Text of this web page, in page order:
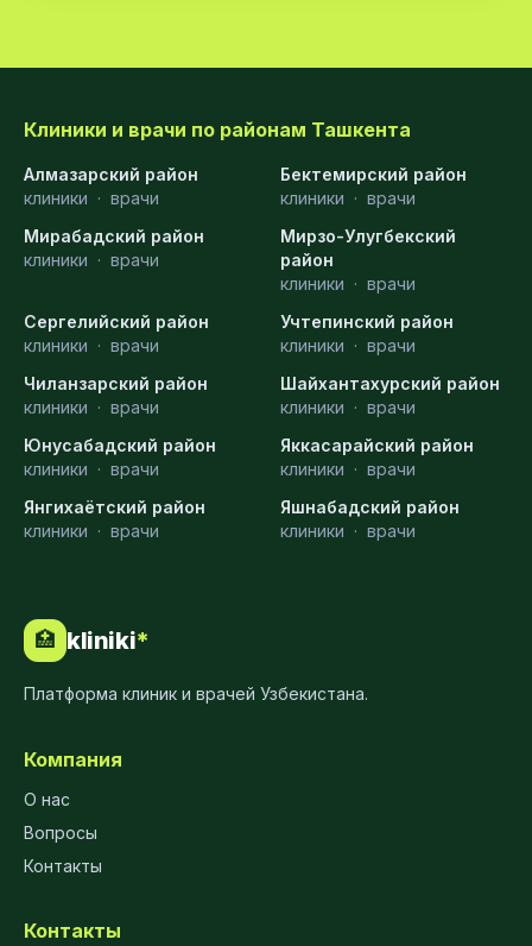
Клиники и врачи по районам Ташкента
Алмазарский район
клиники · врачи
Бектемирский район
клиники · врачи
Мирабадский район
клиники · врачи
Мирзо-Улугбекский
район
клиники · врачи
Сергелийский район
клиники · врачи
Учтепинский район
клиники · врачи
Чиланзарский район
клиники · врачи
Шайхантахурский район
клиники · врачи
Юнусабадский район
клиники · врачи
Яккасарайский район
клиники · врачи
Янгихаётский район
клиники · врачи
Яшнабадский район
клиники · врачи
🏥 kliniki*
Платформа клиник и врачей Узбекистана.
Компания
О нас
Вопросы
Контакты
Контакты